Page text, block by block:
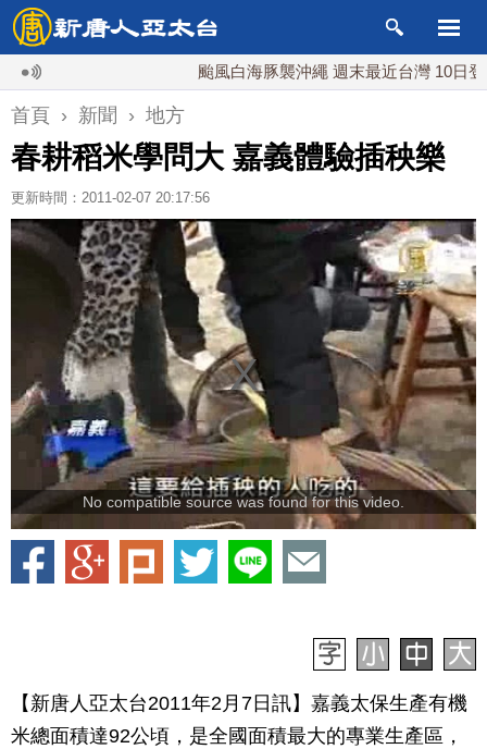
颱風白海豚襲沖繩 週末最近台灣 10日登陸浙江
首頁 › 新聞 › 地方
春耕稻米學問大 嘉義體驗插秧樂
更新時間：2011-02-07 20:17:56
No compatible source was found for this video.
【新唐人亞太台2011年2月7日訊】嘉義太保生產有機
米總面積達92公頃，是全國面積最大的專業生產區，